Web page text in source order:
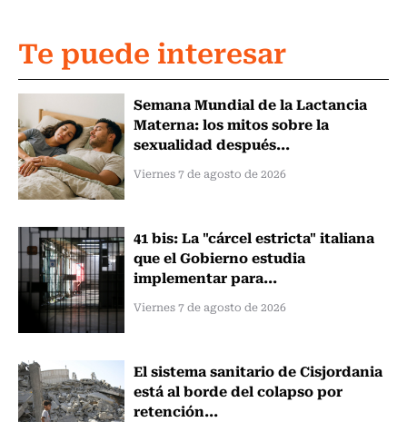
Te puede interesar
Semana Mundial de la Lactancia
Materna: los mitos sobre la
sexualidad después...
Viernes 7 de agosto de 2026
41 bis: La "cárcel estricta" italiana
que el Gobierno estudia
implementar para...
Viernes 7 de agosto de 2026
El sistema sanitario de Cisjordania
está al borde del colapso por
retención...